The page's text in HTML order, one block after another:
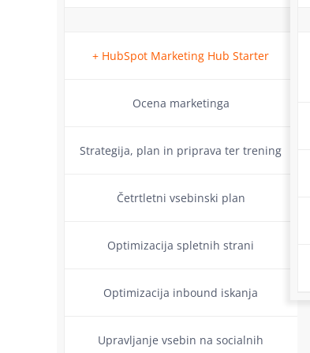
+ HubSpot Marketing Hub Starter
Ocena marketinga
Strategija, plan in priprava ter trening
Četrtletni vsebinski plan
Optimizacija spletnih strani
Optimizacija inbound iskanja
Upravljanje vsebin na socialnih